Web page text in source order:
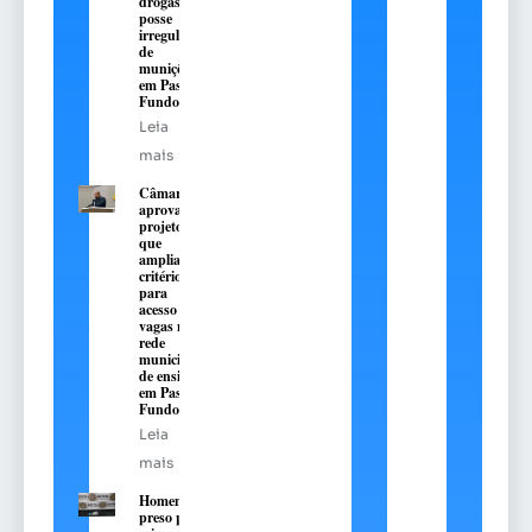
posse
irregular
de
munições
em Passo
Fundo
Leia
mais
Câmara
aprova
projeto
que
amplia
critérios
para
acesso a
vagas na
rede
municipal
de ensino
em Passo
Fundo
Leia
mais
Homem é
preso pelo